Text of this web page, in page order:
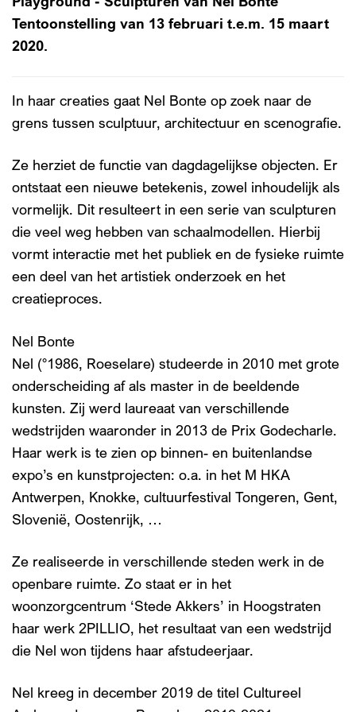
Tentoonstelling van 13 februari t.e.m. 15 maart
2020.
In haar creaties gaat Nel Bonte op zoek naar de
grens tussen sculptuur, architectuur en scenografie.
Ze herziet de functie van dagdagelijkse objecten. Er
ontstaat een nieuwe betekenis, zowel inhoudelijk als
vormelijk. Dit resulteert in een serie van sculpturen
die veel weg hebben van schaalmodellen. Hierbij
vormt interactie met het publiek en de fysieke ruimte
een deel van het artistiek onderzoek en het
creatieproces.
Nel Bonte
Nel (°1986, Roeselare) studeerde in 2010 met grote
onderscheiding af als master in de beeldende
kunsten. Zij werd laureaat van verschillende
wedstrijden waaronder in 2013 de Prix Godecharle.
Haar werk is te zien op binnen- en buitenlandse
expo’s en kunstprojecten: o.a. in het M HKA
Antwerpen, Knokke, cultuurfestival Tongeren, Gent,
Slovenië, Oostenrijk, …
Ze realiseerde in verschillende steden werk in de
openbare ruimte. Zo staat er in het
woonzorgcentrum ‘Stede Akkers’ in Hoogstraten
haar werk 2PILLIO, het resultaat van een wedstrijd
die Nel won tijdens haar afstudeerjaar.
Nel kreeg in december 2019 de titel Cultureel
Inzoomen